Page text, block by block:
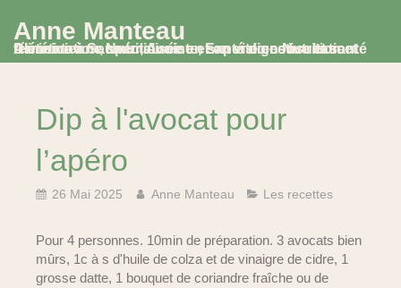
Anne Manteau
Diététicienne Nutritionniste, Experte en Nutrition et Alimentation, spécialisée en santé digestive et santé féminine à Saumur, Avoine et en visio consultation
Dip à l'avocat pour
l’apéro
26 Mai 2025 Anne Manteau Les recettes
Pour 4 personnes. 10min de préparation. 3 avocats bien
mûrs, 1c à s d'huile de colza et de vinaigre de cidre, 1
grosse datte, 1 bouquet de coriandre fraîche ou de